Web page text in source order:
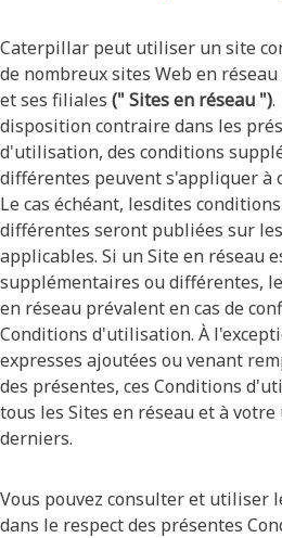
Caterpillar peut utiliser un site
de nombreux sites Web en
et ses filiales (" Sites en réseau ").
disposition contraire dans les
d'utilisation, des conditions
différentes peuvent s'appliquer à
Le cas échéant, lesdites
différentes seront publiées sur
applicables. Si un Site en réseau
supplémentaires ou différentes,
en réseau prévalent en cas de
Conditions d'utilisation. À
expresses ajoutées ou venant
des présentes, ces Conditions
tous les Sites en réseau et à
derniers.
Vous pouvez consulter et utiliser
dans le respect des présentes